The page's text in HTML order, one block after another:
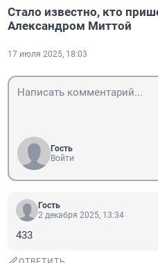
Стало известно, кто
Александром Миттой
17 июля 2025, 18:03
Гость
Войти
Гость
2 декабря 2025, 13:34
433